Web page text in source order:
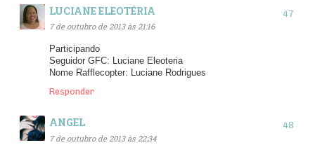
LUCIANE ELEOTÉRIA
7 de outubro de 2013 às 21:16
Participando
Seguidor GFC: Luciane Eleoteria
Nome Rafflecopter: Luciane Rodrigues
Responder
ANGEL
7 de outubro de 2013 às 22:34